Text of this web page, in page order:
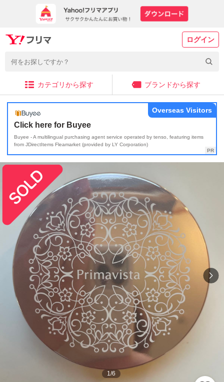
ログイン
カテゴリから探す ブランドから探す
Click here for Buyee
Buyee - A multilingual purchasing agent service operated by tenso, featuring items
from JDirectItems Fleamarket (provided by LY Corporation)
Overseas Visitors
1/6